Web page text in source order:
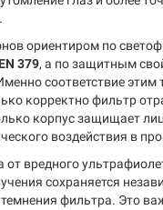
ориентиром по
EN 379, а по защитным
соответствие этим
корректно фильтр
корпус защищает
воздействия в
вредного
сохраняется
фильтра. Это